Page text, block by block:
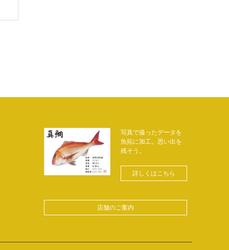
写真で撮ったデータを
魚拓に加工。思い出を
残そう。
詳しくはこちら
店舗のご案内